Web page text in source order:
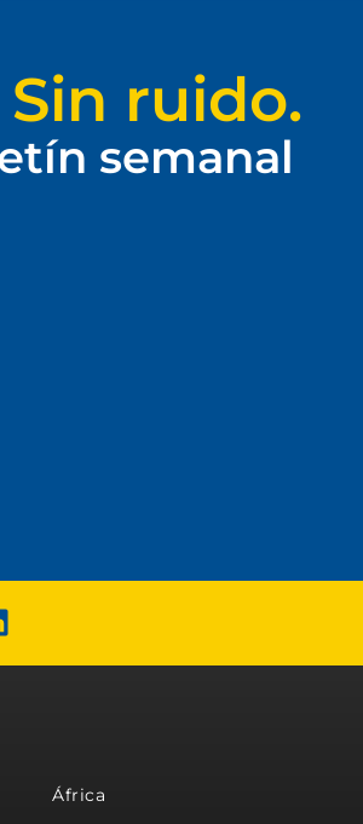
ruido.
semanal
África